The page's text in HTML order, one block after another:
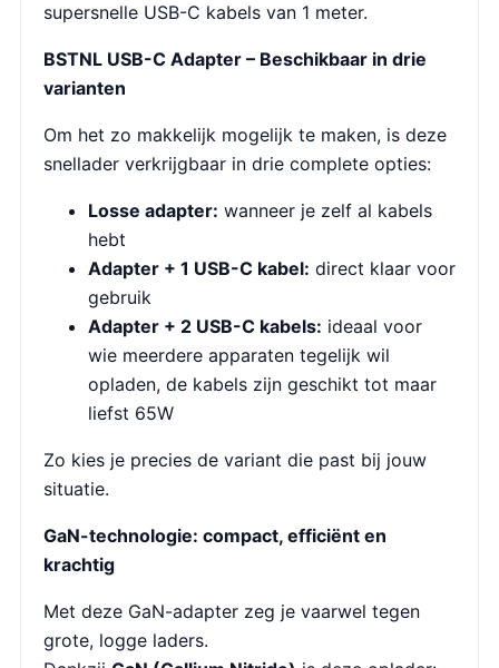
supersnelle USB-C kabels van 1 meter.
BSTNL USB-C Adapter – Beschikbaar in drie
varianten
Om het zo makkelijk mogelijk te maken, is deze
snellader verkrijgbaar in drie complete opties:
Losse adapter: wanneer je zelf al kabels
hebt
Adapter + 1 USB-C kabel: direct klaar voor
gebruik
Adapter + 2 USB-C kabels: ideaal voor
wie meerdere apparaten tegelijk wil
opladen, de kabels zijn geschikt tot maar
liefst 65W
Zo kies je precies de variant die past bij jouw
situatie.
GaN-technologie: compact, efficiënt en
krachtig
Met deze GaN-adapter zeg je vaarwel tegen
grote, logge laders.